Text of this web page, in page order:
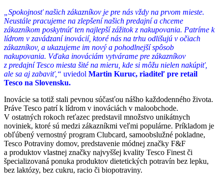
„Spokojnosť našich zákazníkov je pre nás vždy na prvom mieste.
Neustále pracujeme na zlepšení našich predajní a chceme
zákazníkom poskytnúť ten najlepší zážitok z nakupovania. Patríme k
lídrom v zavádzaní inovácií, ktoré nás na trhu odlišujú v očiach
zákazníkov, a ukazujeme im nový a pohodlnejší spôsob
nakupovania. Vďaka inováciám vytvárame pre zákazníkov
z predajní Tesco miesta šité na mieru, kde si môžu nielen nakúpiť,
ale sa aj zabaviť,“ uviedol Martin Kuruc, riaditeľ pre retail
Tesco na Slovensku.
Inovácie sa totiž stali pevnou súčasťou nášho každodenného života.
Práve Tesco patrí k lídrom v inováciách v maloobchode.
V ostatných rokoch reťazec predstavil množstvo unikátnych
noviniek, ktoré sú medzi zákazníkmi veľmi populárne. Príkladom je
obľúbený vernostný program Clubcard, samoobslužné pokladne,
Tesco Potraviny domov, predstavenie módnej značky F&F
a produktov vlastnej značky najvyššej kvality Tesco Finest či
špecializovaná ponuka produktov dietetických potravín bez lepku,
bez laktózy, bez cukru, racio či biopotraviny.